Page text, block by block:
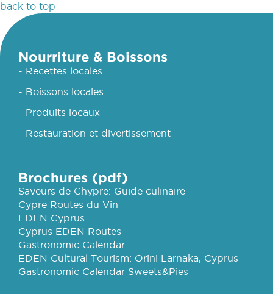
back to top
Nourriture & Boissons
- Recettes locales
- Boissons locales
- Produits locaux
- Restauration et divertissement
Brochures (pdf)
Saveurs de Chypre: Guide culinaire
Cypre Routes du Vin
EDEN Cyprus
Cyprus EDEN Routes
Gastronomic Calendar
EDEN Cultural Tourism: Orini Larnaka, Cyprus
Gastronomic Calendar Sweets&Pies